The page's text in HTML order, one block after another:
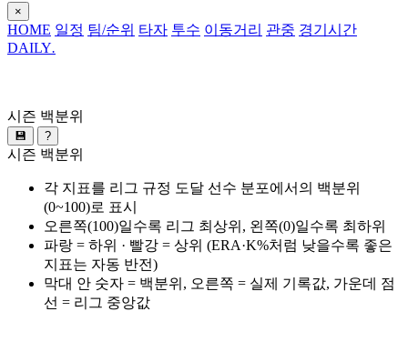
×
HOME 일정 팀/순위 타자 투수 이동거리 관중 경기시간
DAILY.
시즌 백분위
💾 ?
시즌 백분위
각 지표를 리그 규정 도달 선수 분포에서의 백분위
(0~100)로 표시
오른쪽(100)일수록 리그 최상위, 왼쪽(0)일수록 최하위
파랑 = 하위 · 빨강 = 상위 (ERA·K%처럼 낮을수록 좋은
지표는 자동 반전)
막대 안 숫자 = 백분위, 오른쪽 = 실제 기록값, 가운데 점
선 = 리그 중앙값